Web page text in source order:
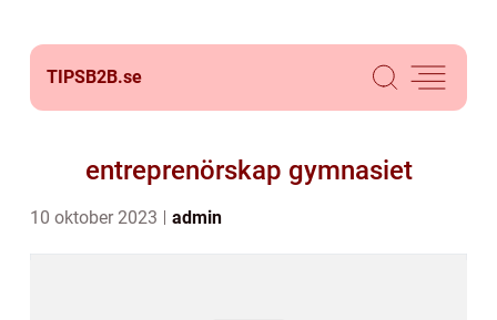
TIPSB2B.se
entreprenörskap gymnasiet
10 oktober 2023 admin